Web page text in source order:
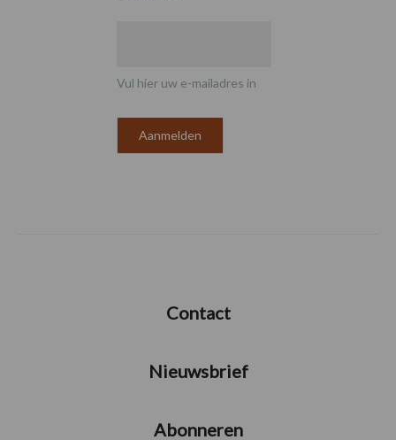
Vul hier uw e-mailadres in
Contact
Nieuwsbrief
Abonneren